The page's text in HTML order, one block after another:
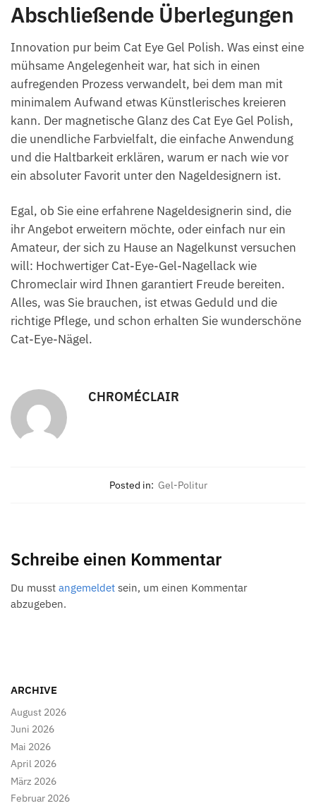
Abschließende Überlegungen
Innovation pur beim Cat Eye Gel Polish. Was einst eine
mühsame Angelegenheit war, hat sich in einen
aufregenden Prozess verwandelt, bei dem man mit
minimalem Aufwand etwas Künstlerisches kreieren
kann. Der magnetische Glanz des Cat Eye Gel Polish,
die unendliche Farbvielfalt, die einfache Anwendung
und die Haltbarkeit erklären, warum er nach wie vor
ein absoluter Favorit unter den Nageldesignern ist.
Egal, ob Sie eine erfahrene Nageldesignerin sind, die
ihr Angebot erweitern möchte, oder einfach nur ein
Amateur, der sich zu Hause an Nagelkunst versuchen
will: Hochwertiger Cat-Eye-Gel-Nagellack wie
Chromeclair wird Ihnen garantiert Freude bereiten.
Alles, was Sie brauchen, ist etwas Geduld und die
richtige Pflege, und schon erhalten Sie wunderschöne
Cat-Eye-Nägel.
CHROMÉCLAIR
Posted in: Gel-Politur
Schreibe einen Kommentar
Du musst angemeldet sein, um einen Kommentar
abzugeben.
ARCHIVE
August 2026
Juni 2026
Mai 2026
April 2026
März 2026
Februar 2026